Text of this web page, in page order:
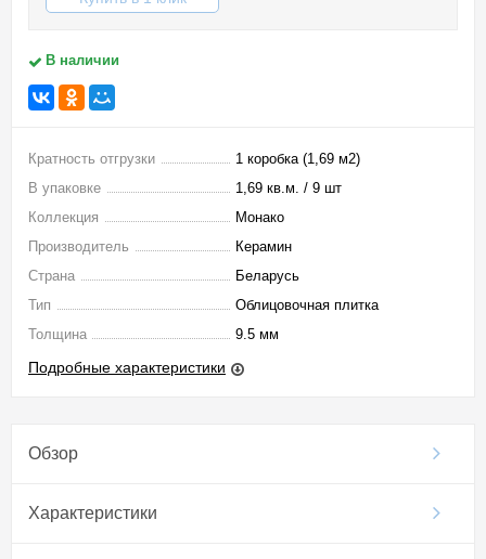
В наличии
Кратность отгрузки
1 коробка (1,69 м2)
В упаковке
1,69 кв.м. / 9 шт
Коллекция
Монако
Производитель
Керамин
Страна
Беларусь
Тип
Облицовочная плитка
Толщина
9.5 мм
Подробные характеристики
Обзор
Характеристики